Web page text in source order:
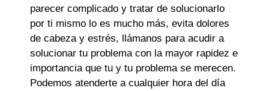
parecer complicado y tratar de solucionarlo
por ti mismo lo es mucho más, evita dolores
de cabeza y estrés, llámanos para acudir a
solucionar tu problema con la mayor rapidez e
importancia que tu y tu problema se merecen.
Podemos atenderte a cualquier hora del día